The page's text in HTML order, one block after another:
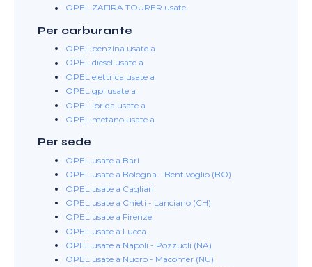
OPEL ZAFIRA TOURER usate
Per carburante
OPEL benzina usate a
OPEL diesel usate a
OPEL elettrica usate a
OPEL gpl usate a
OPEL ibrida usate a
OPEL metano usate a
Per sede
OPEL usate a Bari
OPEL usate a Bologna - Bentivoglio (BO)
OPEL usate a Cagliari
OPEL usate a Chieti - Lanciano (CH)
OPEL usate a Firenze
OPEL usate a Lucca
OPEL usate a Napoli - Pozzuoli (NA)
OPEL usate a Nuoro - Macomer (NU)